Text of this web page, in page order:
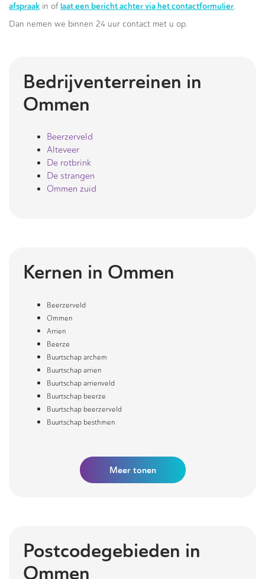
afspraak in of laat een bericht achter via het contactformulier.
Dan nemen we binnen 24 uur contact met u op.
Bedrijventerreinen in
Ommen
Beerzerveld
Alteveer
De rotbrink
De strangen
Ommen zuid
Kernen in Ommen
Beerzerveld
Ommen
Arrien
Beerze
Buurtschap archem
Buurtschap arrien
Buurtschap arrienveld
Buurtschap beerze
Buurtschap beerzerveld
Buurtschap besthmen
Meertonen
Postcodegebieden in
Ommen